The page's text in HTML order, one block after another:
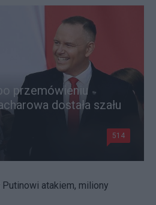
przemówieniu
dostała szału
514
Putinowi atakiem, miliony